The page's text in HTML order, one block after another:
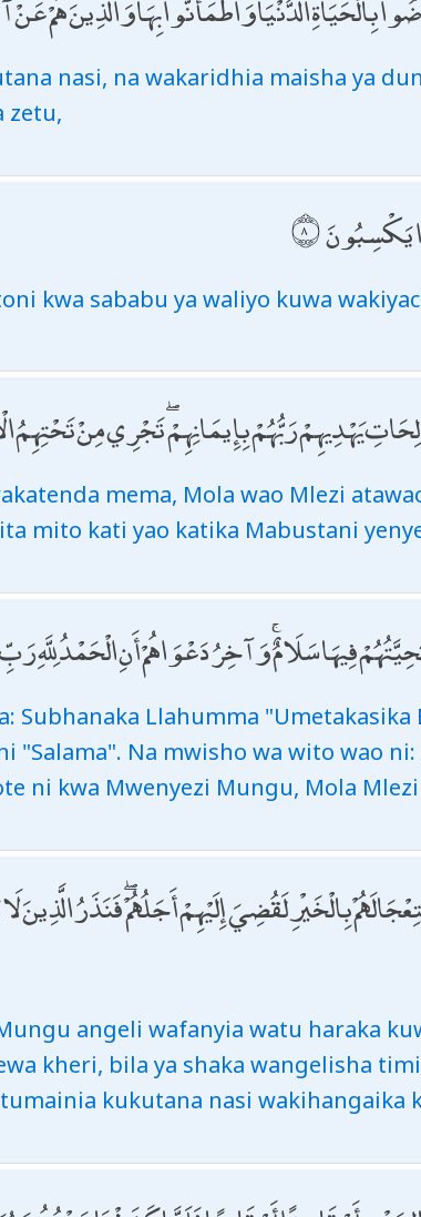
nasi, na wakaridhia maisha ya
zetu,
يَكْسِبُونَ
kwa sababu ya waliyo kuwa
يَهْدِيهِمْ رَبُّهُمْ بِإِيمَانِهِمْ ۖ تَجْرِي مِنْ تَحْتِهِمُ
mema, Mola wao Mlezi
mito kati yao katika Mabustani
فِيهَا سَلَامٌ ۚ وَآخِرُ دَعْوَاهُمْ أَنِ الْحَمْدُ لِلَّهِ
Subhanaka Llahumma "Umetakasika
"Salama". Na mwisho wa wito wao
ni kwa Mwenyezi Mungu, Mola
بِالْخَيْرِ لَقُضِيَ إِلَيْهِمْ أَجَلُهُمْ ۖ فَنَذَرُ الَّذِينَ
angeli wafanyia watu haraka
kheri, bila ya shaka wangelisha
kukutana nasi wakihangaika